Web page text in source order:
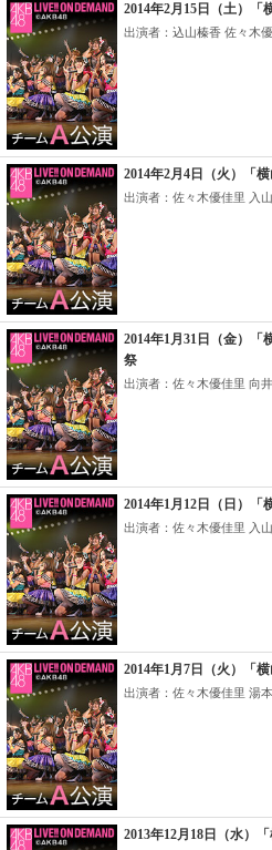
2014年2月15日（土）「
出演者：込山榛香 佐々木優
2014年2月4日（火）「
出演者：佐々木優佳里 入山
2014年1月31日（金）「
祭
出演者：佐々木優佳里 向井
2014年1月12日（日）「
出演者：佐々木優佳里 入山
2014年1月7日（火）「
出演者：佐々木優佳里 湯本
2013年12月18日（水）